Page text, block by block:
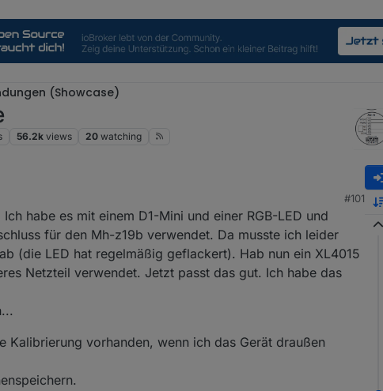
(Showcase)
56.2k views 20 watching
#101
habe es mit einem D1-Mini und einer RGB-LED und
für den Mh-z19b verwendet. Da musste ich leider
(die LED hat regelmäßig geflackert). Hab nun ein XL4015
Netzteil verwendet. Jetzt passt das gut. Ich habe das
vorhanden, wenn ich das Gerät draußen